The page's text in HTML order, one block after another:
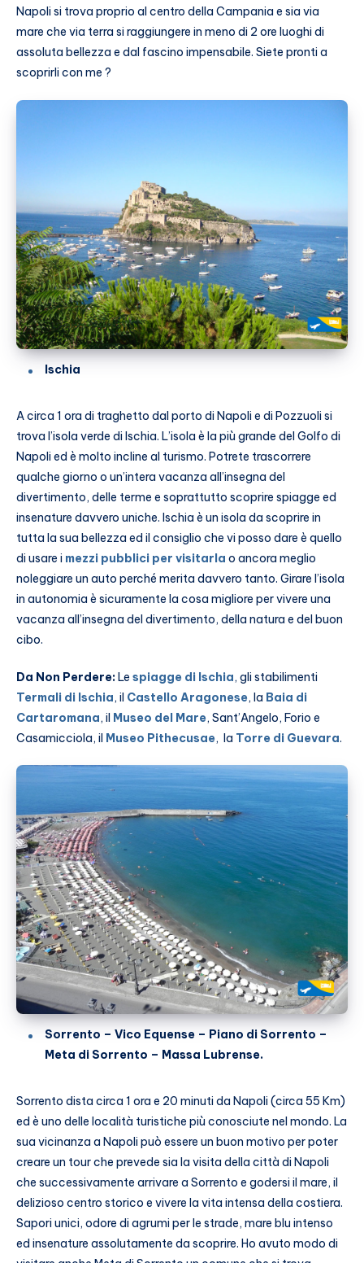
Napoli si trova proprio al centro della Campania e sia via
mare che via terra si raggiungere in meno di 2 ore luoghi di
assoluta bellezza e dal fascino impensabile. Siete pronti a
scoprirli con me ?
Ischia
A circa 1 ora di traghetto dal porto di Napoli e di Pozzuoli si
trova l’isola verde di Ischia. L’isola è la più grande del Golfo di
Napoli ed è molto incline al turismo. Potrete trascorrere
qualche giorno o un’intera vacanza all’insegna del
divertimento, delle terme e soprattutto scoprire spiagge ed
insenature davvero uniche. Ischia è un isola da scoprire in
tutta la sua bellezza ed il consiglio che vi posso dare è quello
di usare i mezzi pubblici per visitarla o ancora meglio
noleggiare un auto perché merita davvero tanto. Girare l’isola
in autonomia è sicuramente la cosa migliore per vivere una
vacanza all’insegna del divertimento, della natura e del buon
cibo.
Da Non Perdere:Le spiagge di Ischia, gli stabilimenti
Termali di Ischia, il Castello Aragonese, la Baia di
Cartaromana, il Museo del Mare, Sant’Angelo, Forio e
Casamicciola, il Museo Pithecusae, la Torre di Guevara.
Sorrento – Vico Equense – Piano di Sorrento –
Meta di Sorrento – Massa Lubrense.
Sorrento dista circa 1 ora e 20 minuti da Napoli (circa 55 Km)
ed è uno delle località turistiche più conosciute nel mondo. La
sua vicinanza a Napoli può essere un buon motivo per poter
creare un tour che prevede sia la visita della città di Napoli
che successivamente arrivare a Sorrento e godersi il mare, il
delizioso centro storico e vivere la vita intensa della costiera.
Sapori unici, odore di agrumi per le strade, mare blu intenso
ed insenature assolutamente da scoprire. Ho avuto modo di